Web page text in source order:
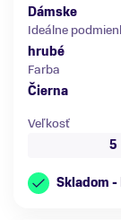
Dámske
Ideálne
hrubé
Farba
Čierna
Veľkosť
5
Skladom